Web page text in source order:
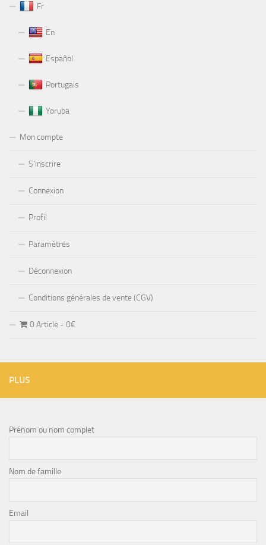
Fr
En
Español
Portugais
Yoruba
Mon compte
S’inscrire
Connexion
Profil
Paramètres
Déconnexion
Conditions générales de vente (CGV)
0 Article 0€
PLUS
Prénom ou nom complet
Nom de famille
Email